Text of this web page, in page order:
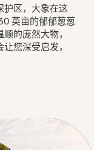
护区，大象在这
英亩的郁郁葱葱
的庞然大物，
您深受启发，